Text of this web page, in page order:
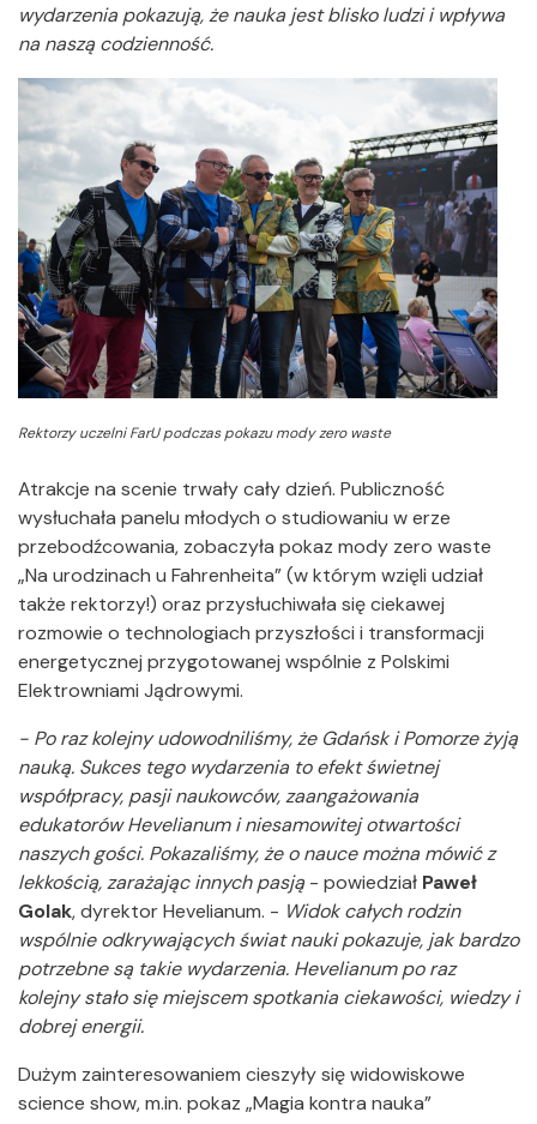
wydarzenia pokazują, że nauka jest blisko ludzi i wpływa
na naszą codzienność.
Rektorzy uczelni FarU podczas pokazu mody zero waste
Atrakcje na scenie trwały cały dzień. Publiczność
wysłuchała panelu młodych o studiowaniu w erze
przebodźcowania, zobaczyła pokaz mody zero waste
„Na urodzinach u Fahrenheita” (w którym wzięli udział
także rektorzy!) oraz przysłuchiwała się ciekawej
rozmowie o technologiach przyszłości i transformacji
energetycznej przygotowanej wspólnie z Polskimi
Elektrowniami Jądrowymi.
- Po raz kolejny udowodniliśmy, że Gdańsk i Pomorze żyją
nauką. Sukces tego wydarzenia to efekt świetnej
współpracy, pasji naukowców, zaangażowania
edukatorów Hevelianum i niesamowitej otwartości
naszych gości. Pokazaliśmy, że o nauce można mówić z
lekkością, zarażając innych pasją - powiedział Paweł
Golak, dyrektor Hevelianum. - Widok całych rodzin
wspólnie odkrywających świat nauki pokazuje, jak bardzo
potrzebne są takie wydarzenia. Hevelianum po raz
kolejny stało się miejscem spotkania ciekawości, wiedzy i
dobrej energii.
Dużym zainteresowaniem cieszyły się widowiskowe
science show, m.in. pokaz „Magia kontra nauka”